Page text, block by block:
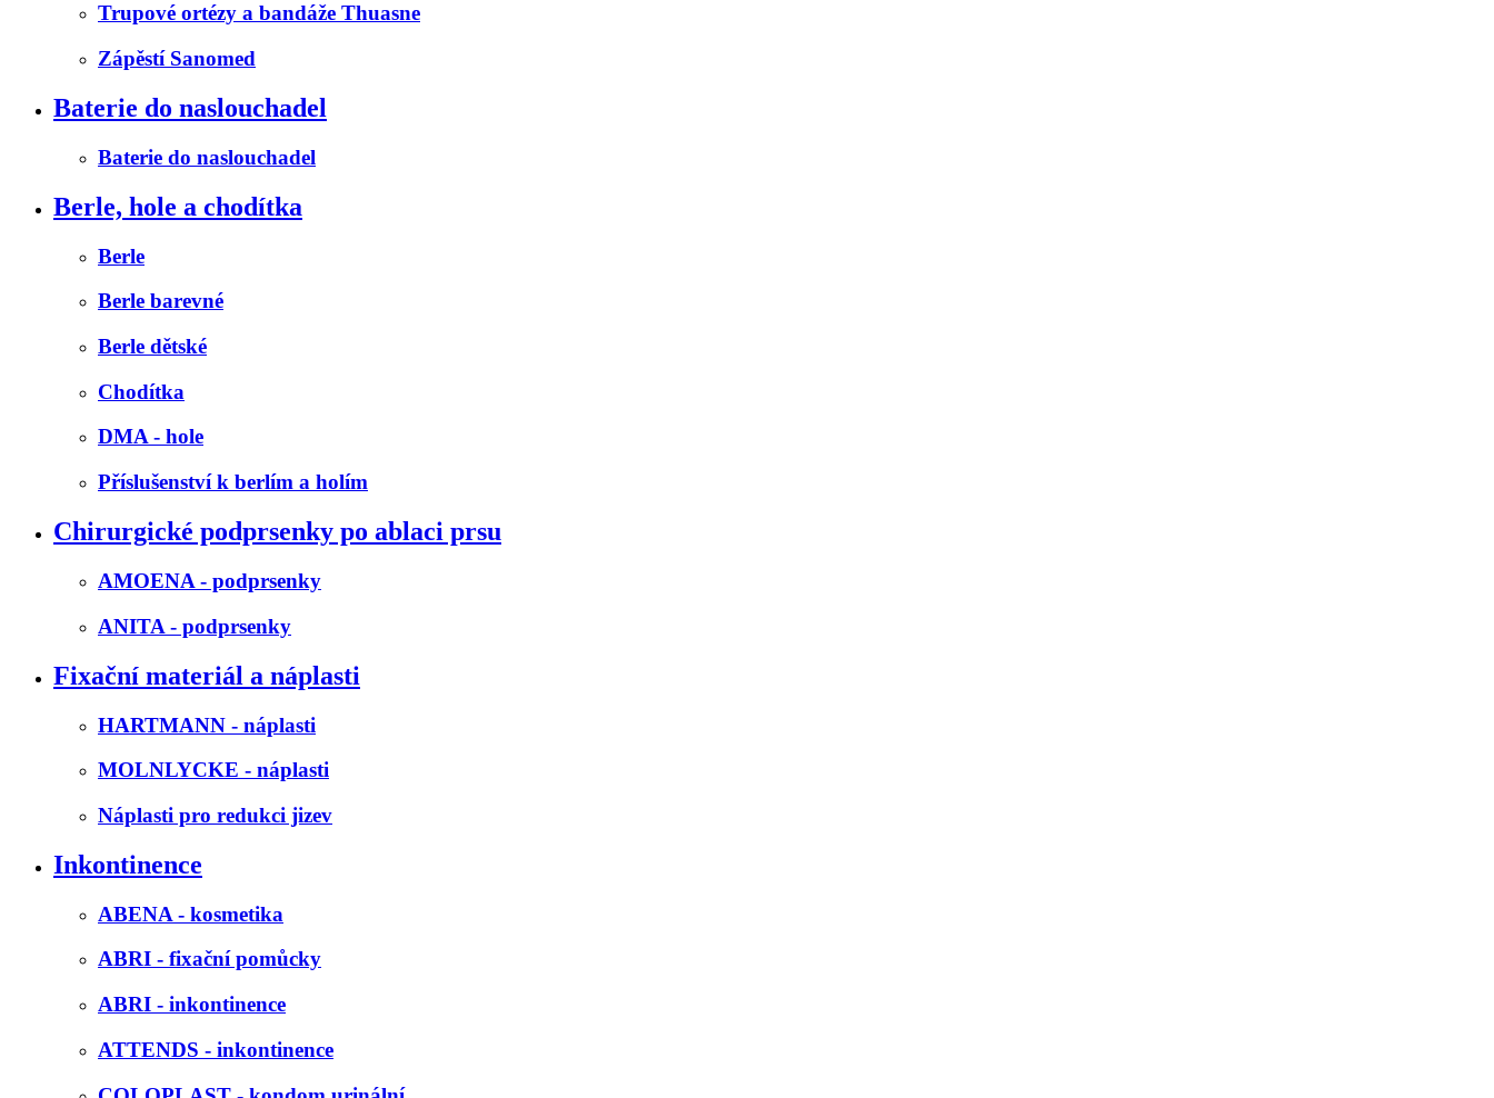
Trupové ortézy a bandáže Thuasne
Zápěstí Sanomed
Baterie do naslouchadel
Baterie do naslouchadel
Berle, hole a chodítka
Berle
Berle barevné
Berle dětské
Chodítka
DMA - hole
Příslušenství k berlím a holím
Chirurgické podprsenky po ablaci prsu
AMOENA - podprsenky
ANITA - podprsenky
Fixační materiál a náplasti
HARTMANN - náplasti
MOLNLYCKE - náplasti
Náplasti pro redukci jizev
Inkontinence
ABENA - kosmetika
ABRI - fixační pomůcky
ABRI - inkontinence
ATTENDS - inkontinence